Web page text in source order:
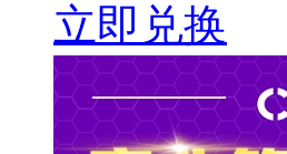
立即兑换